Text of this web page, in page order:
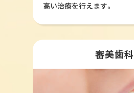
高い治療を行えます。
審美歯科